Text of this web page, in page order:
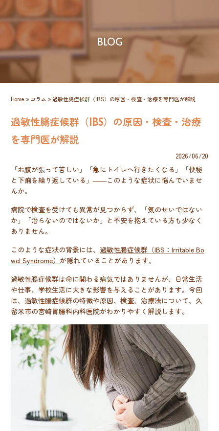
BLOG
Home » コラム »過敏性腸症候群（IBS）の原因・検査・治療を専門医が解説
過敏性腸症候群（IBS）の原因・検査・治療
を専門医が解説
2026/06/20
「お腹が張って苦しい」「急にトイレへ行きたくなる」「便秘
と下痢を繰り返している」――このような症状に悩んでいませ
んか。
病院で検査を受けても異常が見つからず、「気のせいではない
か」「治らないのではないか」と不安を抱えている方も少なく
ありません。
このような症状の背景には、 過敏性腸症候群（IBS：Irritable Bo
wel Syndrome） が隠れていることがあります。
過敏性腸症候群は命に関わる病気ではありませんが、日常生活
や仕事、学校生活に大きな影響を与えることがあります。今回
は、過敏性腸症候群の特徴や原因、検査、治療法について、久
留米市の宮﨑胃腸科内科医院がわかりやすく解説します。